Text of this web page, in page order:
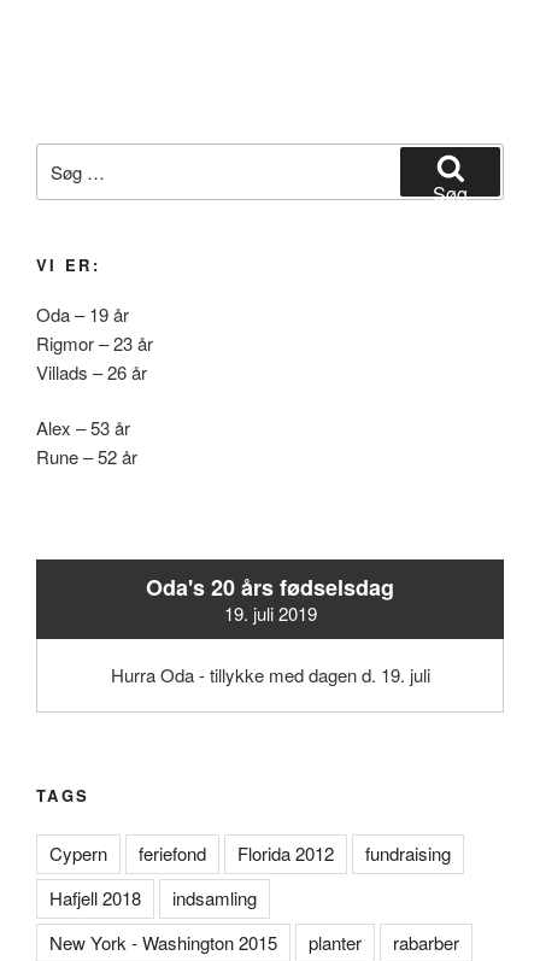
efter:
Søg
VI ER:
Oda – 19 år
Rigmor – 23 år
Villads – 26 år
Alex – 53 år
Rune – 52 år
Oda's 20 års fødselsdag
19. juli 2019
Hurra Oda - tillykke med dagen d. 19. juli
TAGS
Cypern feriefond Florida 2012
fundraising
Hafjell 2018
indsamling
New York - Washington 2015
planter
rabarber